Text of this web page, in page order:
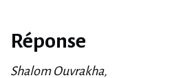
Réponse
Shalom Ouvrakha,